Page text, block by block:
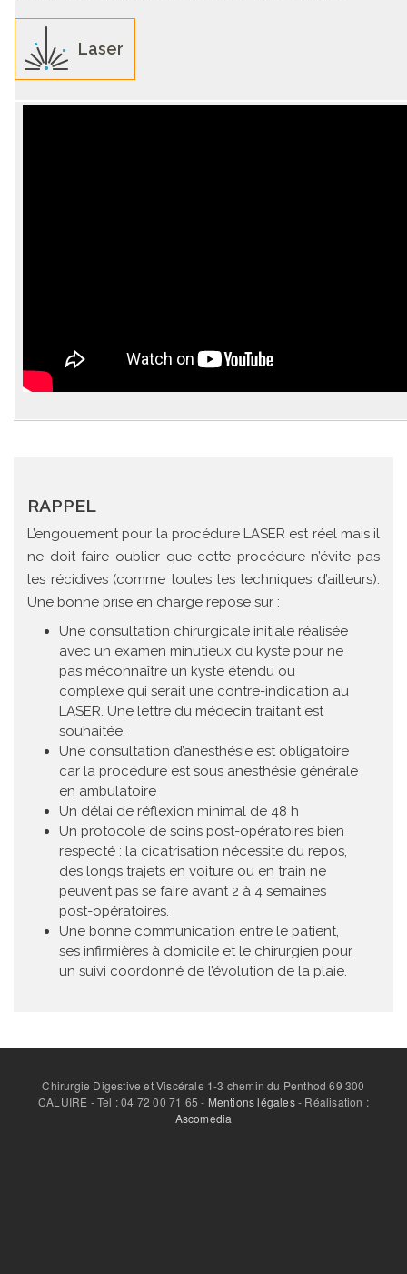
Laser
RAPPEL
L’engouement pour la procédure LASER est réel mais il
ne doit faire oublier que cette procédure n’évite pas
les récidives (comme toutes les techniques d’ailleurs).
Une bonne prise en charge repose sur :
Une consultation chirurgicale initiale réalisée
avec un examen minutieux du kyste pour ne
pas méconnaître un kyste étendu ou
complexe qui serait une contre-indication au
LASER. Une lettre du médecin traitant est
souhaitée.
Une consultation d’anesthésie est obligatoire
car la procédure est sous anesthésie générale
en ambulatoire
Un délai de réflexion minimal de 48 h
Un protocole de soins post-opératoires bien
respecté : la cicatrisation nécessite du repos,
des longs trajets en voiture ou en train ne
peuvent pas se faire avant 2 à 4 semaines
post-opératoires.
Une bonne communication entre le patient,
ses infirmières à domicile et le chirurgien pour
un suivi coordonné de l’évolution de la plaie.
Chirurgie Digestive et Viscérale 1-3 chemin du Penthod 69 300
CALUIRE - Tel : 04 72 00 71 65 - Mentions légales- Réalisation :
Ascomedia